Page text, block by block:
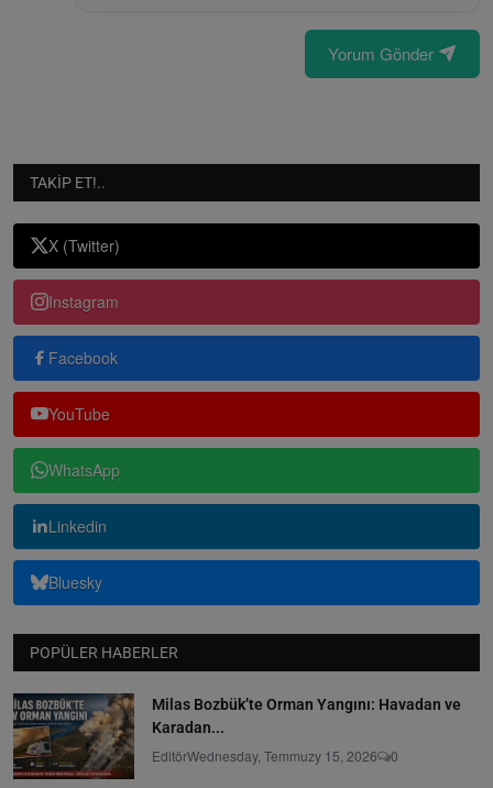
Yorum Gönder
TAKIP ET!..
X (Twitter)
Instagram
Facebook
YouTube
WhatsApp
Linkedin
Bluesky
POPÜLER HABERLER
Milas Bozbük’te Orman Yangını: Havadan ve
Karadan...
EditörWednesday, Temmuzy 15, 2026 0